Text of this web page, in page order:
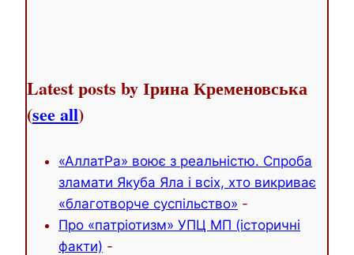
Latest posts by Ірина Кременовська
(see all)
«АллатРа» воює з реальністю. Спроба
зламати Якуба Яла і всіх, хто викриває
«благотворче суспільство» -
Про «патріотизм» УПЦ МП (історичні
факти) -